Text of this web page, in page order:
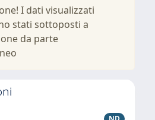
I dati visualizzati
stati sottoposti a
da parte